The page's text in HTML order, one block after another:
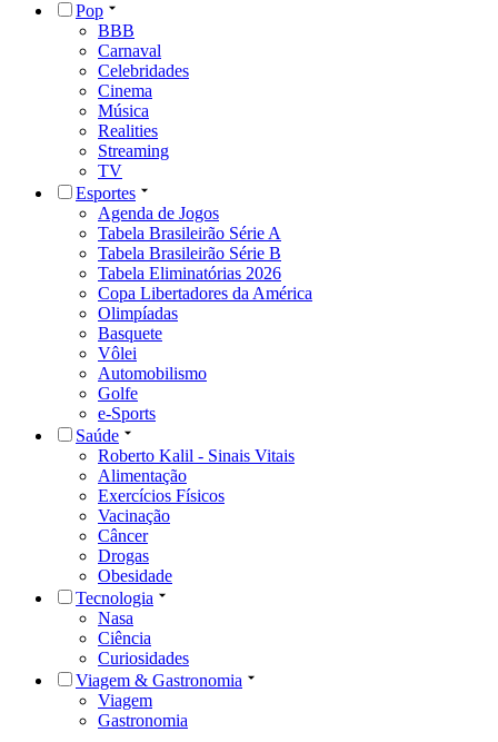
Pop
BBB
Carnaval
Celebridades
Cinema
Música
Realities
Streaming
TV
Esportes
Agenda de Jogos
Tabela Brasileirão Série A
Tabela Brasileirão Série B
Tabela Eliminatórias 2026
Copa Libertadores da América
Olimpíadas
Basquete
Vôlei
Automobilismo
Golfe
e-Sports
Saúde
Roberto Kalil - Sinais Vitais
Alimentação
Exercícios Físicos
Vacinação
Câncer
Drogas
Obesidade
Tecnologia
Nasa
Ciência
Curiosidades
Viagem & Gastronomia
Viagem
Gastronomia